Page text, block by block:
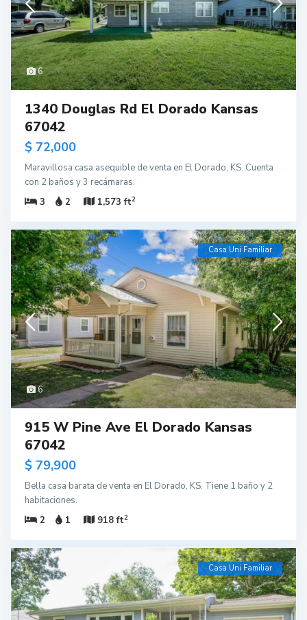
6
1340 Douglas Rd El Dorado Kansas
67042
$ 72,000
Maravillosa casa asequible de venta en El Dorado, KS. Cuenta
con 2 baños y 3 recámaras.
3
2 1,573 ft2
6
Casa Uni Familiar
915 W Pine Ave El Dorado Kansas
67042
$ 79,900
Bella casa barata de venta en El Dorado, KS. Tiene 1 baño y 2
habitaciones.
2
1 918 ft2
Casa Uni Familiar